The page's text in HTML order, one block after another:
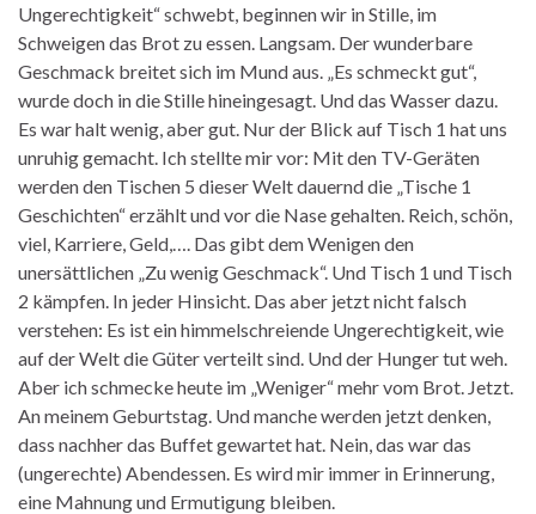
Ungerechtigkeit“ schwebt, beginnen wir in Stille, im
Schweigen das Brot zu essen. Langsam. Der wunderbare
Geschmack breitet sich im Mund aus. „Es schmeckt gut“,
wurde doch in die Stille hineingesagt. Und das Wasser dazu.
Es war halt wenig, aber gut. Nur der Blick auf Tisch 1 hat uns
unruhig gemacht. Ich stellte mir vor: Mit den TV-Geräten
werden den Tischen 5 dieser Welt dauernd die „Tische 1
Geschichten“ erzählt und vor die Nase gehalten. Reich, schön,
viel, Karriere, Geld,…. Das gibt dem Wenigen den
unersättlichen „Zu wenig Geschmack“. Und Tisch 1 und Tisch
2 kämpfen. In jeder Hinsicht. Das aber jetzt nicht falsch
verstehen: Es ist ein himmelschreiende Ungerechtigkeit, wie
auf der Welt die Güter verteilt sind. Und der Hunger tut weh.
Aber ich schmecke heute im „Weniger“ mehr vom Brot. Jetzt.
An meinem Geburtstag. Und manche werden jetzt denken,
dass nachher das Buffet gewartet hat. Nein, das war das
(ungerechte) Abendessen. Es wird mir immer in Erinnerung,
eine Mahnung und Ermutigung bleiben.